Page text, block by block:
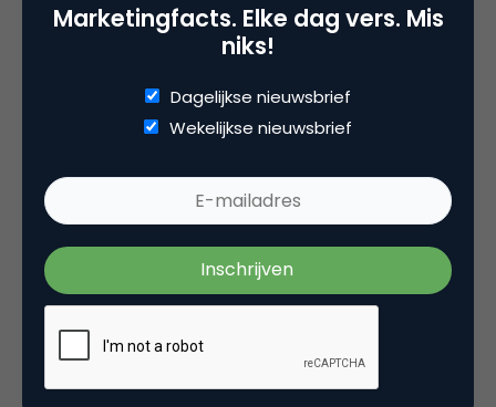
26 september 2007 om 06:49
Ronald ter Voert
Of het een kopie of geinspireerd is op een
bestaand concept maakt volgens mij niet
ze inderdaad maar ten dele ‘gespiekt’. Als je
Marketingfacts. Elke dag vers. Mis
niks!
Dagelijkse nieuwsbrief
Wekelijkse nieuwsbrief